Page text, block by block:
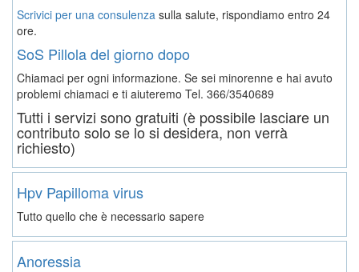
Scrivici per una consulenza sulla salute, rispondiamo entro 24
ore.
SoS Pillola del giorno dopo
Chiamaci per ogni informazione. Se sei minorenne e hai avuto
problemi chiamaci e ti aiuteremo Tel. 366/3540689
Tutti i servizi sono gratuiti (è possibile lasciare un
contributo solo se lo si desidera, non verrà
richiesto)
Hpv Papilloma virus
Tutto quello che è necessario sapere
Anoressia